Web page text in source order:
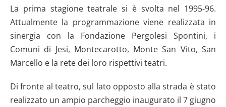
La prima stagione teatrale si è svolta nel 1995-96.
Attualmente la programmazione viene realizzata in
sinergia con la Fondazione Pergolesi Spontini, i
Comuni di Jesi, Montecarotto, Monte San Vito, San
Marcello e la rete dei loro rispettivi teatri.
Di fronte al teatro, sul lato opposto alla strada è stato
realizzato un ampio parcheggio inaugurato il 7 giugno